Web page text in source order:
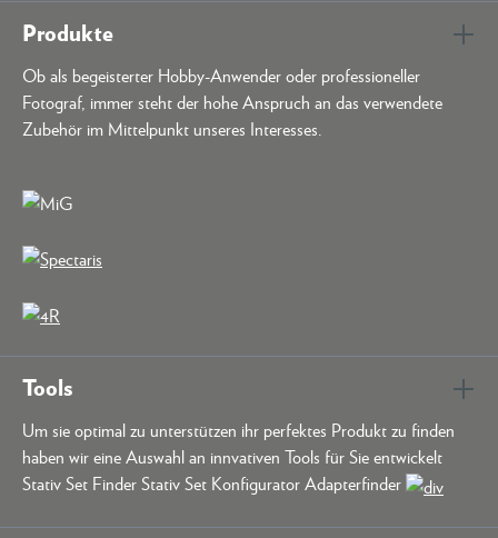
Produkte
Ob als begeisterter Hobby-Anwender oder professioneller
Fotograf, immer steht der hohe Anspruch an das verwendete
Zubehör im Mittelpunkt unseres Interesses.
Tools
Um sie optimal zu unterstützen ihr perfektes Produkt zu finden
haben wir eine Auswahl an innvativen Tools für Sie entwickelt
Stativ Set Finder Stativ Set Konfigurator Adapterfinder